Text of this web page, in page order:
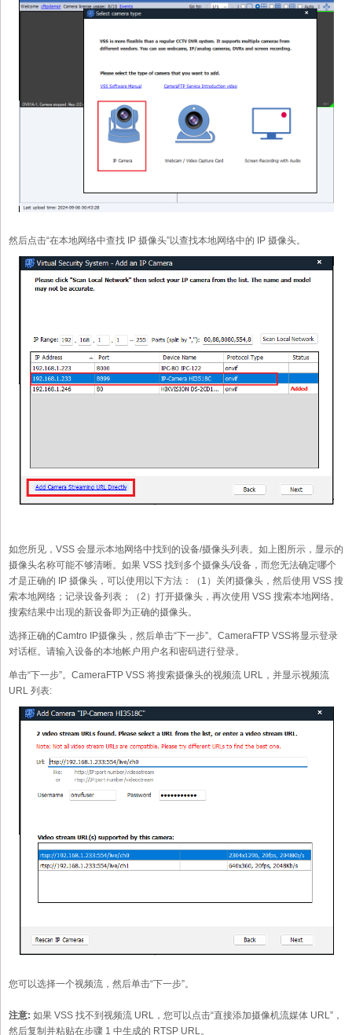
然后点击“在本地网络中查找 IP 摄像头”以查找本地网络中的 IP 摄像头。
如您所见，VSS 会显示本地网络中找到的设备/摄像头列表。如上图所示，显示的
摄像头名称可能不够清晰。如果 VSS 找到多个摄像头/设备，而您无法确定哪个
才是正确的 IP 摄像头，可以使用以下方法：（1）关闭摄像头，然后使用 VSS 搜
索本地网络；记录设备列表；（2）打开摄像头，再次使用 VSS 搜索本地网络。
搜索结果中出现的新设备即为正确的摄像头。
选择正确的Camtro IP摄像头，然后单击“下一步”。CameraFTP VSS将显示登录
对话框。请输入设备的本地帐户用户名和密码进行登录。
单击“下一步”。CameraFTP VSS 将搜索摄像头的视频流 URL，并显示视频流
URL 列表:
您可以选择一个视频流，然后单击“下一步”。
注意: 如果 VSS 找不到视频流 URL，您可以点击“直接添加摄像机流媒体 URL”，
然后复制并粘贴在步骤 1 中生成的 RTSP URL。